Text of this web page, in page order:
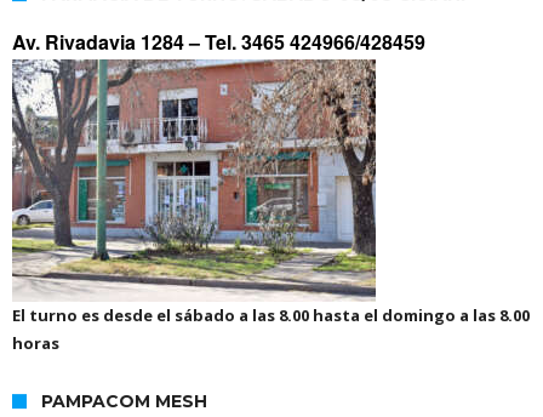
Av. Rivadavia 1284 –Tel. 3465 424966/428459
El turno es desde el sábado a las 8.00 hasta el domingo a las 8.00
horas
PAMPACOM MESH